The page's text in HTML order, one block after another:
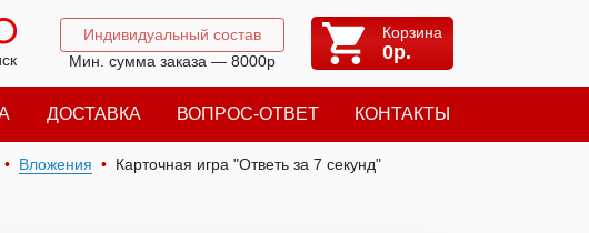
Индивидуальный состав
Мин. сумма заказа — 8000р
Корзина
0р.
ДОСТАВКА ВОПРОС-ОТВЕТ КОНТАКТЫ
Вложения Карточная игра "Ответь за 7 секунд"